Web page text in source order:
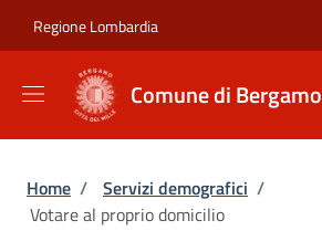
Regione Lombardia
Comune di Bergamo
Briciole di pane
Home / Servizi demografici /
Votare al proprio domicilio